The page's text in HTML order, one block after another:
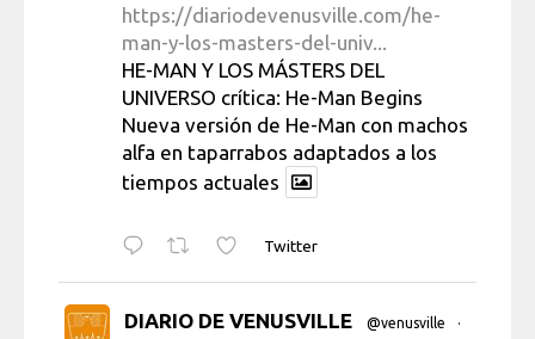
https://diariodevenusville.com/he-
man-y-los-masters-del-univ...
HE-MAN Y LOS MÁSTERS DEL
UNIVERSO crítica: He-Man Begins
Nueva versión de He-Man con machos
alfa en taparrabos adaptados a los
tiempos actuales
Twitter
DIARIO DE VENUSVILLE @venusville
·